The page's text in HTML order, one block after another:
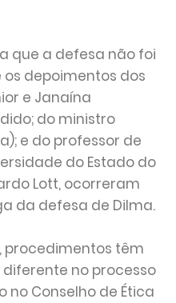
que a defesa não foi
depoimentos dos
e Janaína
do ministro
e do professor de
do Estado do
Lott, ocorreram
da defesa de Dilma.
procedimentos têm
no processo
no Conselho de Ética